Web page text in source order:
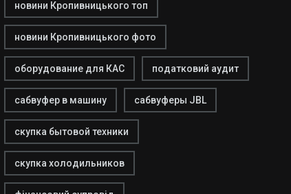
новини Кропивницького топ
новини Кропивницького фото
оборудование для КАС податковий аудит
сабвуфер в машину сабвуферы JBL
скупка бытовой техники
скупка холодильников